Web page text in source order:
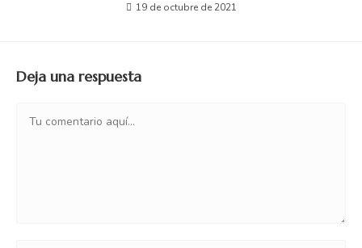
19 de octubre de 2021
Deja una respuesta